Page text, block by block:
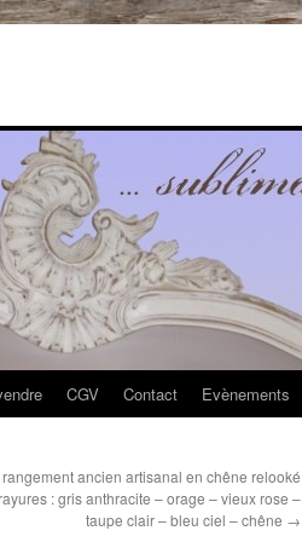
CGV Contact Evènements
ancien artisanal en chêne relooké
: gris anthracite – orage – vieux rose –
taupe clair – bleu ciel – chêne →